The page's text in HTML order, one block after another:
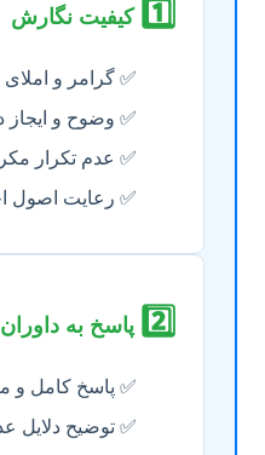
1️⃣ کیفیت نگارش
✅ گرامر و
✅ وضوح و ایجاز
✅ عدم تکرار
✅ رعایت اصول
2️⃣ پاسخ به داوران
✅ پاسخ کامل و
✅ توضیح دلایل